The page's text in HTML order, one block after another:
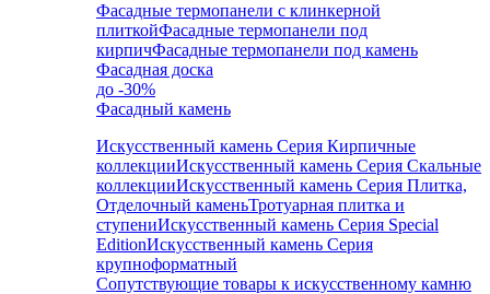
Фасадные термопанели с клинкерной
плиткойФасадные термопанели под
кирпичФасадные термопанели под камень
Фасадная доска
до -30%
Фасадный камень
Искусственный камень Серия Кирпичные
коллекцииИскусственный камень Серия Скальные
коллекцииИскусственный камень Серия Плитка,
Отделочный каменьТротуарная плитка и
ступениИскусственный камень Серия Special
EditionИскусственный камень Серия
крупноформатный
Сопутствующие товары к искусственному камню